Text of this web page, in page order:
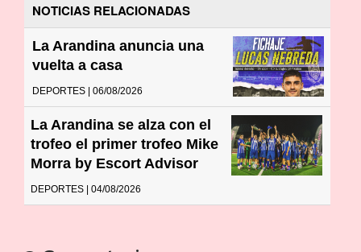
NOTICIAS RELACIONADAS
La Arandina anuncia una
vuelta a casa
DEPORTES | 06/08/2026
La Arandina se alza con el
trofeo el primer trofeo Mike
Morra by Escort Advisor
DEPORTES | 04/08/2026